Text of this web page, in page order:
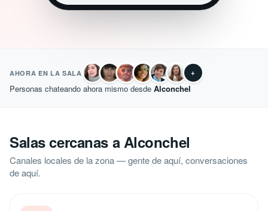
AHORA EN LA SALA +
Personas chateando ahora mismo desde Alconchel
Salas cercanas a Alconchel
Canales locales de la zona — gente de aquí, conversaciones
de aquí.